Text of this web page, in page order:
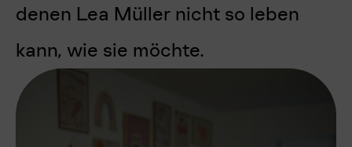
denen Lea Müller nicht so leben
kann, wie sie möchte.